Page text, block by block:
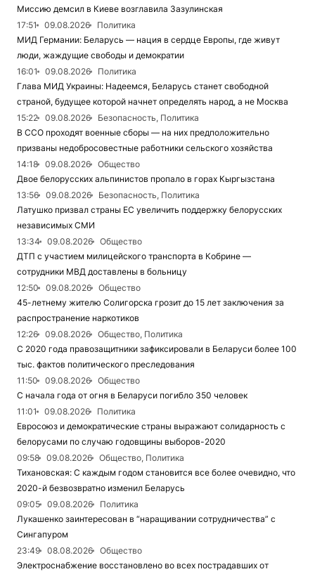
Миссию демсил в Киеве возглавила Зазулинская
17:51
09.08.2026
Политика
МИД Германии: Беларусь — нация в сердце Европы, где живут
люди, жаждущие свободы и демократии
16:01
09.08.2026
Политика
Глава МИД Украины: Надеемся, Беларусь станет свободной
страной, будущее которой начнет определять народ, а не Москва
15:22
09.08.2026
Безопасность, Политика
В ССО проходят военные сборы — на них предположительно
призваны недобросовестные работники сельского хозяйства
14:18
09.08.2026
Общество
Двое белорусских альпинистов пропало в горах Кыргызстана
13:56
09.08.2026
Безопасность, Политика
Латушко призвал страны ЕС увеличить поддержку белорусских
независимых СМИ
13:34
09.08.2026
Общество
ДТП с участием милицейского транспорта в Кобрине —
сотрудники МВД доставлены в больницу
12:50
09.08.2026
Общество
45-летнему жителю Солигорска грозит до 15 лет заключения за
распространение наркотиков
12:26
09.08.2026
Общество, Политика
С 2020 года правозащитники зафиксировали в Беларуси более 100
тыс. фактов политического преследования
11:50
09.08.2026
Общество
С начала года от огня в Беларуси погибло 350 человек
11:01
09.08.2026
Политика
Евросоюз и демократические страны выражают солидарность с
белорусами по случаю годовщины выборов-2020
09:58
09.08.2026
Общество, Политика
Тихановская: С каждым годом становится все более очевидно, что
2020-й безвозвратно изменил Беларусь
09:05
09.08.2026
Политика
Лукашенко заинтересован в “наращивании сотрудничества” с
Сингапуром
23:49
08.08.2026
Общество
Электроснабжение восстановлено во всех пострадавших от